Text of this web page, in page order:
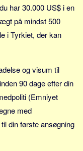
har 30.000 US$ i en
på mindst 500
i Tyrkiet, der kan
og visum til
90 dage efter din
(Emniyet
med
din første ansøgning